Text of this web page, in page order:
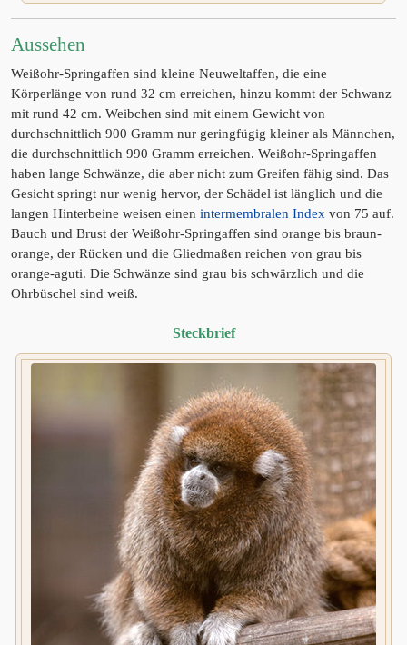
Aussehen
Weißohr-Springaffen sind kleine Neuweltaffen, die eine
Körperlänge von rund 32 cm erreichen, hinzu kommt der Schwanz
mit rund 42 cm. Weibchen sind mit einem Gewicht von
durchschnittlich 900 Gramm nur geringfügig kleiner als Männchen,
die durchschnittlich 990 Gramm erreichen. Weißohr-Springaffen
haben lange Schwänze, die aber nicht zum Greifen fähig sind. Das
Gesicht springt nur wenig hervor, der Schädel ist länglich und die
langen Hinterbeine weisen einen intermembralen Index von 75 auf.
Bauch und Brust der Weißohr-Springaffen sind orange bis braun-
orange, der Rücken und die Gliedmaßen reichen von grau bis
orange-aguti. Die Schwänze sind grau bis schwärzlich und die
Ohrbüschel sind weiß.
Steckbrief